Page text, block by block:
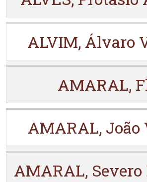
ALVIM, Álvaro
AMARAL,
AMARAL, João
AMARAL,